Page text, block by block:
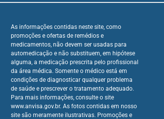
As informações contidas neste site, como
promoções e ofertas de remédios e
medicamentos, não devem ser usadas para
automedicação e não substituem, em hipótese
alguma, a medicação prescrita pelo profissional
da área médica. Somente o médico está em
condições de diagnosticar qualquer problema
de saúde e prescrever o tratamento adequado.
Para mais informações, consulte o site
www.anvisa.gov.br. As fotos contidas em nosso
site são meramente ilustrativas. Promoções e